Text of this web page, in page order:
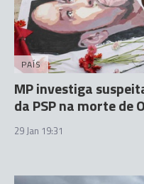
PAÍS
MP investiga
da PSP na morte de
29 Jan 19:31